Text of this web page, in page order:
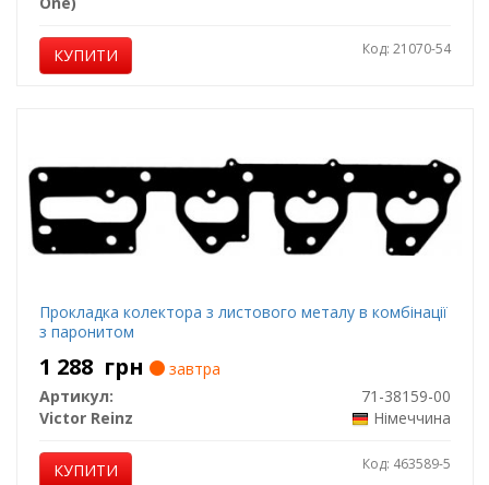
КУПИТИ Код: 21070-54
Прокладка колектора з листового металу в комбінації
з паронитом
1 288 грн
завтра
Артикул:
71-38159-00
Victor Reinz
Німеччина
КУПИТИ Код: 463589-5